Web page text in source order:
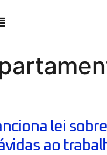
lei sobre
ao